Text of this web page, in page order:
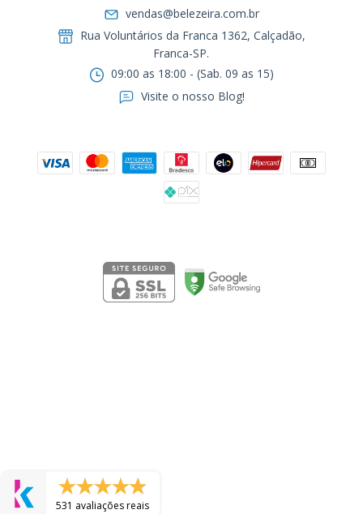
vendas@belezeira.com.br
Rua Voluntários da Franca 1362, Calçadão,
Franca-SP.ㅤㅤㅤㅤㅤㅤㅤㅤㅤㅤㅤ
09:00 as 18:00 - (Sab. 09 as 15)
Visite o nosso Blog!
531 avaliações reais